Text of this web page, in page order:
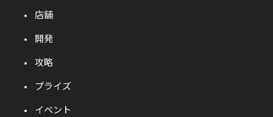
店舗
開発
攻略
プライズ
イベント